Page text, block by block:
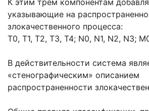
К этим трем компонентам
указывающие на
злокачественного процесса:
Т0, Т1, Т2, Т3, Т4; N0, N1, N2, N3;
В действительности система
«стенографическим» описанием
распространенности